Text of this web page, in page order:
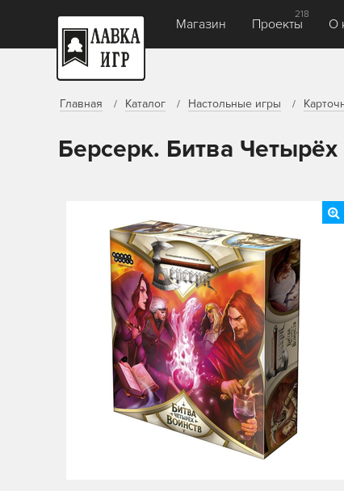
Магазин Проекты
218
О
Главная Каталог Настольные игры
Берсерк. Битва Четырёх